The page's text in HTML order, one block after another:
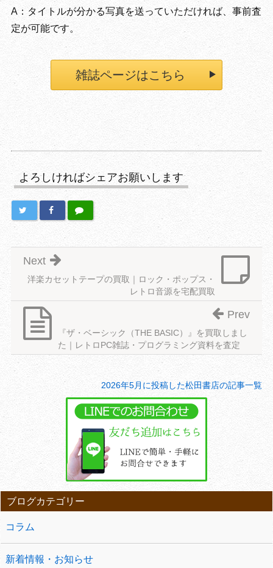
A：タイトルが分かる写真を送っていただければ、事前査
定が可能です。
雑誌ページはこちら
よろしければシェアお願いします
洋楽カセットテープの買取｜ロック・ポップス・
レトロ音源を宅配買取
Next
『ザ・ベーシック（THE BASIC）』を買取しまし
た｜レトロPC雑誌・プログラミング資料を査定
Prev
2026年5月に投稿した松田書店の記事一覧
ブログカテゴリー
コラム
新着情報・お知らせ